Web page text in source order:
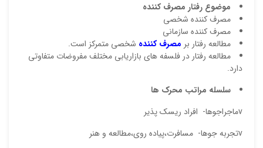
موضوع رفتار مصرف کننده
مصرف کننده شخصی
مصرف کننده سازمانی
مطالعه رفتار بر مصرف کننده شخصی متمرکز است.
مطالعه رفتار در فلسفه های بازاریابی مختلف مفروضات متفاوتی
دارد.
سلسله مراتب محرک ها
vماجراجوها- افراد ریسک پذیر
vتجربه جوها- مسافرت،پیاده روی،مطالعه و هنر